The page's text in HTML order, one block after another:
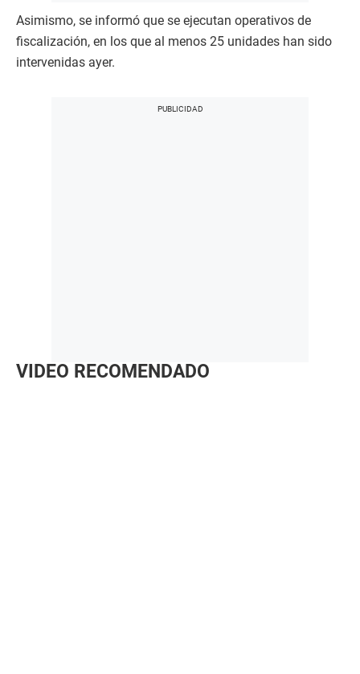
Asimismo, se informó que se ejecutan operativos de
fiscalización, en los que al menos 25 unidades han sido
intervenidas ayer.
VIDEO RECOMENDADO